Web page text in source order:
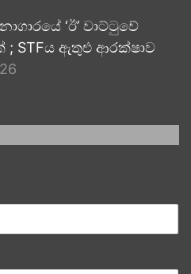
‘ඊ’ වාට්ටුවේ
ඇතුළු ආරක්ෂාව